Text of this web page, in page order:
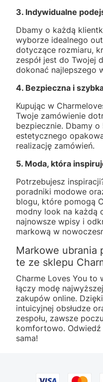
3. Indywidualne
Dbamy o każdą
wyborze idealnego
dotyczące rozmiaru,
zespół jest do Twojej
dokonać najlepszego
4. Bezpieczna i
Kupując w
Twoje zamówienie
bezpiecznie. Dbamy o
estetycznego
realizację zamówień.
5. Moda, która
Potrzebujesz
poradniki modowe
blogu, które pomogą
modny look na każdą
najnowsze wpisy i
markową w
Markowe ubrania
te ze sklepu
Charme Loves You to
łączy modę
zakupów online.
intuicyjnej obsłudze
zespołu, zawsze
komfortowo.
sama!